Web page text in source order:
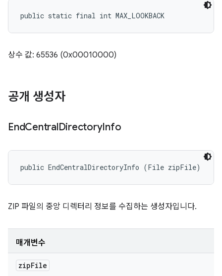
public static final int MAX_LOOKBACK
상수 값: 65536 (0x00010000)
공개 생성자
EndCentralDirectoryInfo
public EndCentralDirectoryInfo (File zipFile)
ZIP 파일의 중앙 디렉터리 정보를 수집하는 생성자입니다.
매개변수
zipFile